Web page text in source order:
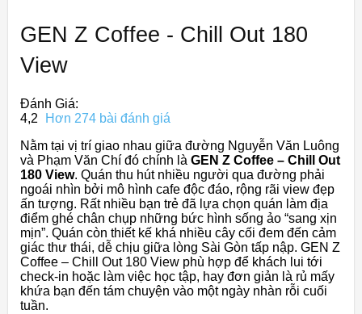
GEN Z Coffee - Chill Out 180
View
Đánh Giá:
4,2
Hơn 274 bài đánh giá
Nằm tại vị trí giao nhau giữa đường Nguyễn Văn Luông
và Phạm Văn Chí đó chính là GEN Z Coffee – Chill Out
180 View. Quán thu hút nhiều người qua đường phải
ngoái nhìn bởi mô hình cafe độc đáo, rộng rãi view đẹp
ấn tượng. Rất nhiều bạn trẻ đã lựa chọn quán làm địa
điểm ghé chân chụp những bức hình sống ảo “sang xịn
mịn”. Quán còn thiết kế khá nhiều cây cối đem đến cảm
giác thư thái, dễ chịu giữa lòng Sài Gòn tấp nập. GEN Z
Coffee – Chill Out 180 View phù hợp để khách lui tới
check-in hoặc làm việc học tập, hay đơn giản là rủ mấy
khứa bạn đến tám chuyện vào một ngày nhàn rỗi cuối
tuần.